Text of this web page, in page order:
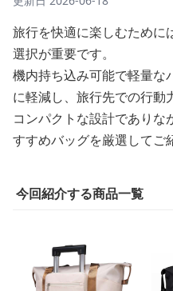
旅行を快適に楽しむために
選択が重要です。
機内持ち込み可能で軽量な
に軽減し、旅行先での行動
コンパクトな設計でありな
すすめバッグを厳選してご
今回紹介する商品一覧